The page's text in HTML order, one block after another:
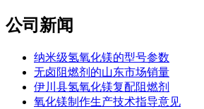
公司新闻
纳米级氢氧化镁的型号参数
无卤阻燃剂的山东市场销量
伊川县氢氧化镁复配阻燃剂
氧化镁制作生产技术指导意见